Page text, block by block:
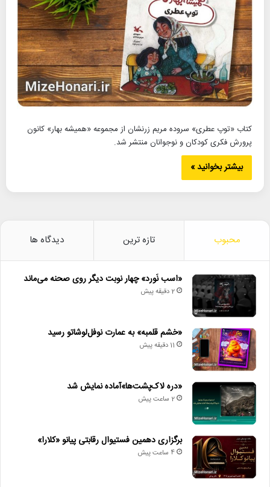
کتاب «توپ عطری» سروده مریم زرنشان از مجموعه «همیشه بهار» کانون
پرورش فکری کودکان و نوجوانان منتشر شد.
بیشتر بخوانید »
محبوب تازه ترین دیدگاه ها
«اسب نَورد» چهار نوبت دیگر روی صحنه می‌ماند
2 دقیقه پیش
«خشم قلمبه» به عمارت نوفل‌لوشاتو رسید
11 دقیقه پیش
«دره لاک‌پشت‌ها»آماده نمایش شد
2 ساعت پیش
برگزاری دهمین فستیوال رقابتی پیانو «کلارا»
4 ساعت پیش